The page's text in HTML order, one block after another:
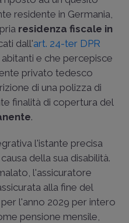
residente in Germania,
residenza fiscale in
dall'art. 24-ter DPR
e che percepisce
privato tedesco
di una polizza di
finalità di copertura del
.
l'istante precisa
della sua disabilità.
l'assicuratore
alla fine del
l'anno 2029 per intero
pensione mensile,